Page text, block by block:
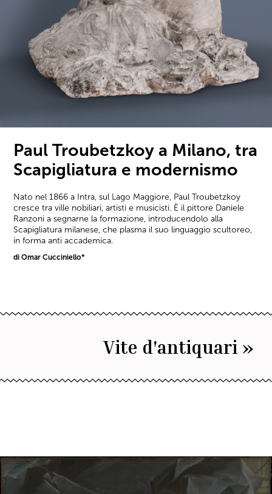
Paul Troubetzkoy a Milano, tra
Scapigliatura e modernismo
Nato nel 1866 a Intra, sul Lago Maggiore, Paul Troubetzkoy
cresce tra ville nobiliari, artisti e musicisti. È il pittore Daniele
Ranzoni a segnarne la formazione, introducendolo alla
Scapigliatura milanese, che plasma il suo linguaggio scultoreo,
in forma anti accademica.
di Omar Cucciniello*
Vite d'antiquari »